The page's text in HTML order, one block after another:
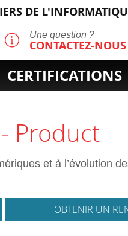
DE
Une question ?
CONTACTEZ-NOUS
CERTIFICATIONS
Product
et à l’évolution
OBTENIR UN